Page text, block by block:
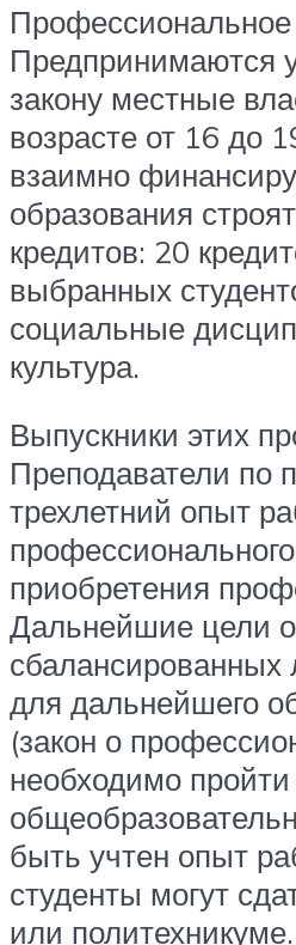
Предпринимаются
закону местные
возрасте от 16 до
взаимно
образования
кредитов: 20
выбранных
социальные
культура.
Выпускники этих
Преподаватели по
трехлетний опыт
приобретения
Дальнейшие цели
сбалансированных
для дальнейшего
(закон о
необходимо
быть учтен опыт
студенты могут
или политехникуме.